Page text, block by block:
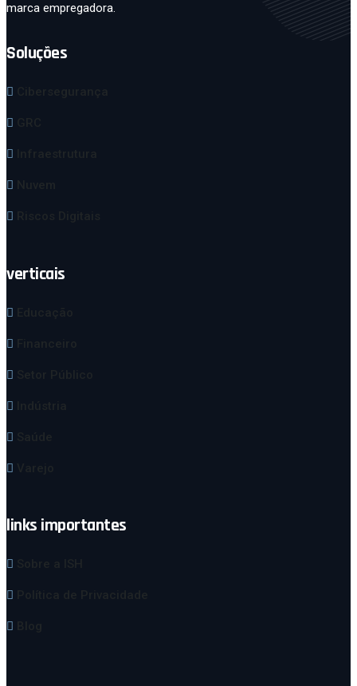
marca empregadora.
Soluções
verticais
links importantes